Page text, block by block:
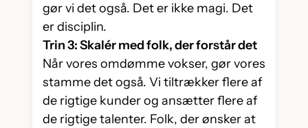
gør vi det også. Det er ikke magi. Det
er disciplin.
Trin 3: Skalér med folk, der forstår det
Når vores omdømme vokser, gør vores
stamme det også. Vi tiltrækker flere af
de rigtige kunder og ansætter flere af
de rigtige talenter. Folk, der ønsker at